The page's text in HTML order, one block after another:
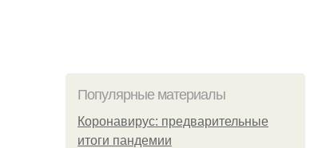
Популярные материалы
Коронавирус: предварительные
итоги пандемии